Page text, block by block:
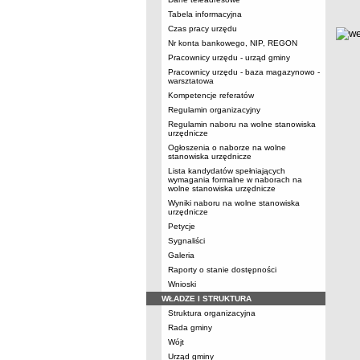
Tabela informacyjna
Czas pracy urzędu
Nr konta bankowego, NIP, REGON
Pracownicy urzędu - urząd gminy
Pracownicy urzędu - baza magazynowo -
warsztatowa
Kompetencje referatów
Regulamin organizacyjny
Regulamin naboru na wolne stanowiska
urzędnicze
Ogłoszenia o naborze na wolne
stanowiska urzędnicze
Lista kandydatów spełniających
wymagania formalne w naborach na
wolne stanowiska urzędnicze
Wyniki naboru na wolne stanowiska
urzędnicze
Petycje
Sygnaliści
Galeria
Raporty o stanie dostępności
Wnioski
WŁADZE I STRUKTURA
Struktura organizacyjna
Rada gminy
Wójt
Urząd gminy